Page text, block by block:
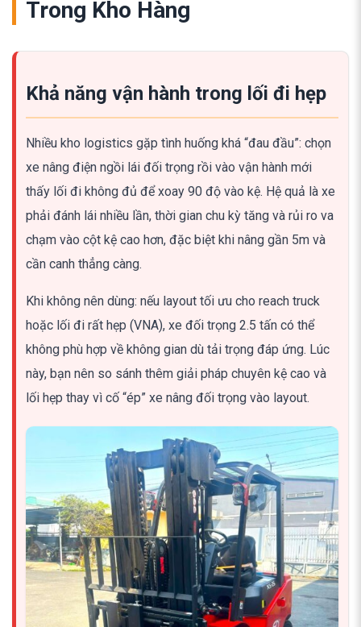
Trong Kho Hàng
Khả năng vận hành trong lối đi hẹp
Nhiều kho logistics gặp tình huống khá “đau đầu”: chọn
xe nâng điện ngồi lái đối trọng rồi vào vận hành mới
thấy lối đi không đủ để xoay 90 độ vào kệ. Hệ quả là xe
phải đánh lái nhiều lần, thời gian chu kỳ tăng và rủi ro va
chạm vào cột kệ cao hơn, đặc biệt khi nâng gần 5m và
cần canh thẳng càng.
Khi không nên dùng: nếu layout tối ưu cho reach truck
hoặc lối đi rất hẹp (VNA), xe đối trọng 2.5 tấn có thể
không phù hợp về không gian dù tải trọng đáp ứng. Lúc
này, bạn nên so sánh thêm giải pháp chuyên kệ cao và
lối hẹp thay vì cố “ép” xe nâng đối trọng vào layout.